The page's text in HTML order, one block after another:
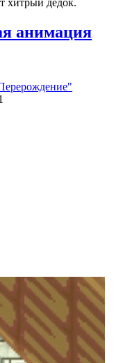
анимация